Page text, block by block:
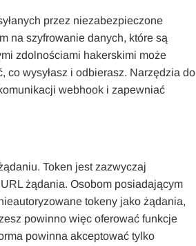
przez niezabezpieczone
na szyfrowanie danych, które są
zdolnościami hakerskimi może
co wysyłasz i odbierasz. Narzędzia do
webhook i zapewniać
Token jest zazwyczaj
żądania. Osobom posiadającym
tokeny jako żądania,
powinno więc oferować funkcje
powinna akceptować tylko